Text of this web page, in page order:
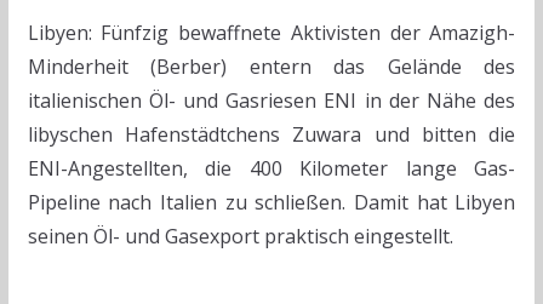
Libyen: Fünfzig bewaffnete Aktivisten der Amazigh-
Minderheit (Berber) entern das Gelände des
italienischen Öl- und Gasriesen ENI in der Nähe des
libyschen Hafenstädtchens Zuwara und bitten die
ENI-Angestellten, die 400 Kilometer lange Gas-
Pipeline nach Italien zu schließen. Damit hat Libyen
seinen Öl- und Gasexport praktisch eingestellt.